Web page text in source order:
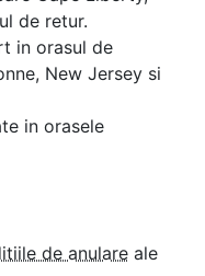
de retur.
in orasul de
New Jersey si
in orasele
de anulare ale